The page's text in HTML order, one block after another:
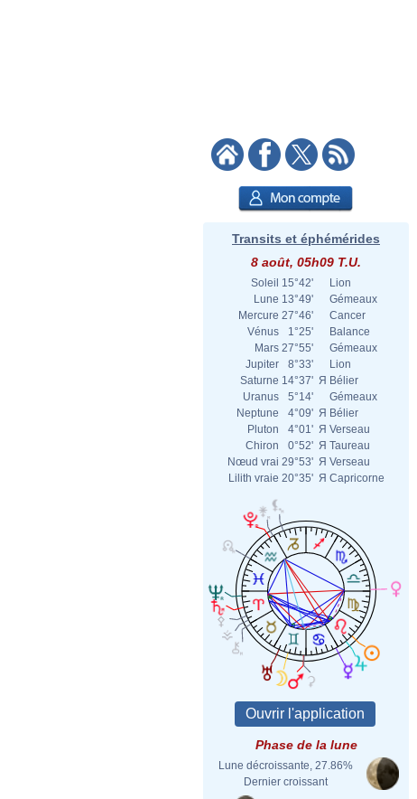
Transits et éphémérides
8 août, 05h09 T.U.
Soleil 15°42'
Lion
Lune 13°49'
Gémeaux
Mercure 27°46'
Cancer
Vénus
1°25'
Balance
Mars 27°55'
Gémeaux
Jupiter
8°33'
Lion
Saturne 14°37' Я Bélier
Uranus
5°14'
Gémeaux
Neptune
4°09' Я Bélier
Pluton
4°01' Я Verseau
Chiron
0°52' Я Taureau
Nœud vrai 29°53' Я Verseau
Lilith vraie 20°35' Я Capricorne
Phase de la lune
Lune décroissante, 27.86%
Dernier croissant